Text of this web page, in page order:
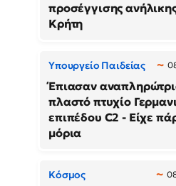
προσέγγισης
Κρήτη
Υπουργείο Παιδείας
Έπιασαν
πλαστό πτυχίο
επιπέδου C2 - Είχε
μόρια
Κόσμος